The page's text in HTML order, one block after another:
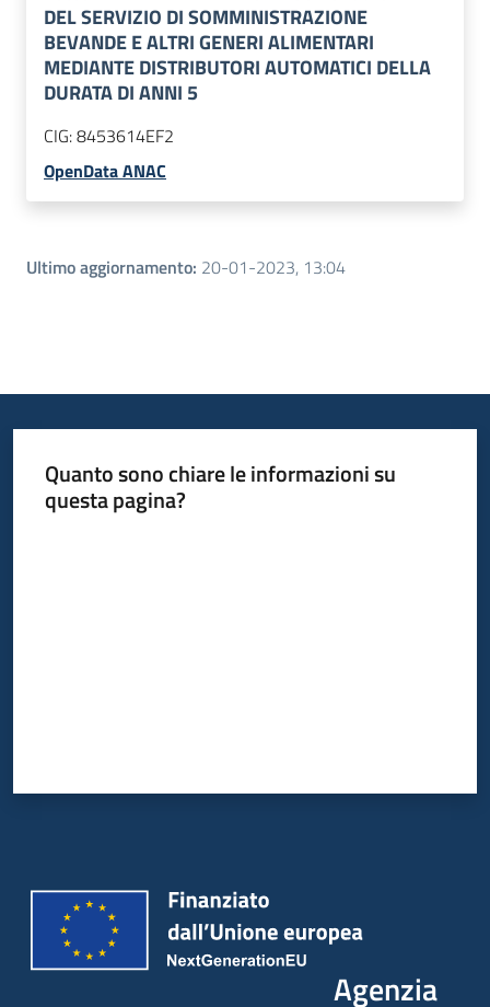
DEL SERVIZIO DI SOMMINISTRAZIONE
BEVANDE E ALTRI GENERI ALIMENTARI
MEDIANTE DISTRIBUTORI AUTOMATICI DELLA
DURATA DI ANNI 5
CIG:8453614EF2
OpenData ANAC
Ultimo aggiornamento: 20-01-2023, 13:04
Quanto sono chiare le informazioni su
questa pagina?
Agenzia